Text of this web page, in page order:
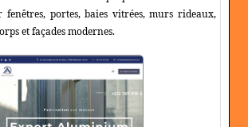
portes, baies vitrées, murs rideaux,
et façades modernes.